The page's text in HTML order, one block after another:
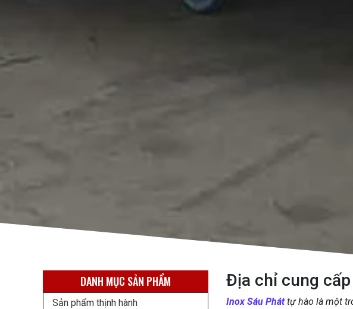
DANH MỤC SẢN PHẨM
Sản phẩm thịnh hành
Địa chỉ cung
Inox Sáu Pháttự hào là một